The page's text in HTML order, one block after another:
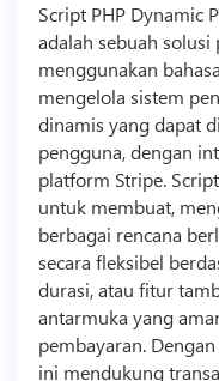
ScriptPHP Dynamic
adalah sebuah
menggunakan
mengelola sistem
dinamis yang dapat
pengguna, dengan
platform Stripe. Script
untuk membuat,
berbagai rencana
secara fleksibel
durasi, atau fitur
antarmuka yang
pembayaran.
ini mendukung